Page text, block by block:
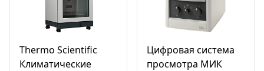
Thermo Scientific
Климатические
Цифровая система
просмотра МИК